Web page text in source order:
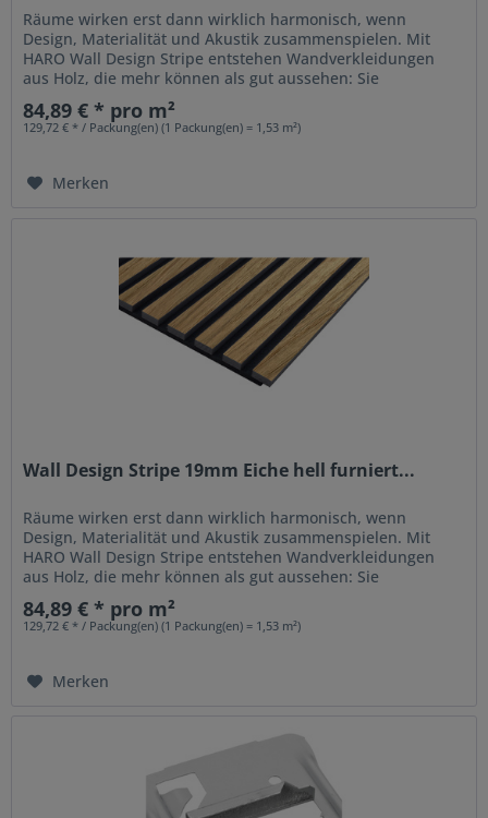
Räume wirken erst dann wirklich harmonisch, wenn
Design, Materialität und Akustik zusammenspielen. Mit
HARO Wall Design Stripe entstehen Wandverkleidungen
aus Holz, die mehr können als gut aussehen: Sie
strukturieren Räume, setzen...
84,89 € * pro m²
129,72 € * / Packung(en) (1 Packung(en) = 1,53 m²)
Merken
Wall Design Stripe 19mm Eiche hell furniert...
Räume wirken erst dann wirklich harmonisch, wenn
Design, Materialität und Akustik zusammenspielen. Mit
HARO Wall Design Stripe entstehen Wandverkleidungen
aus Holz, die mehr können als gut aussehen: Sie
strukturieren Räume, setzen...
84,89 € * pro m²
129,72 € * / Packung(en) (1 Packung(en) = 1,53 m²)
Merken